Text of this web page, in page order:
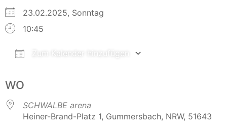
23.02.2025, Sonntag
10:45
Zum Kalender hinzufügen
WO
SCHWALBE arena
Heiner-Brand-Platz 1, Gummersbach, NRW, 51643